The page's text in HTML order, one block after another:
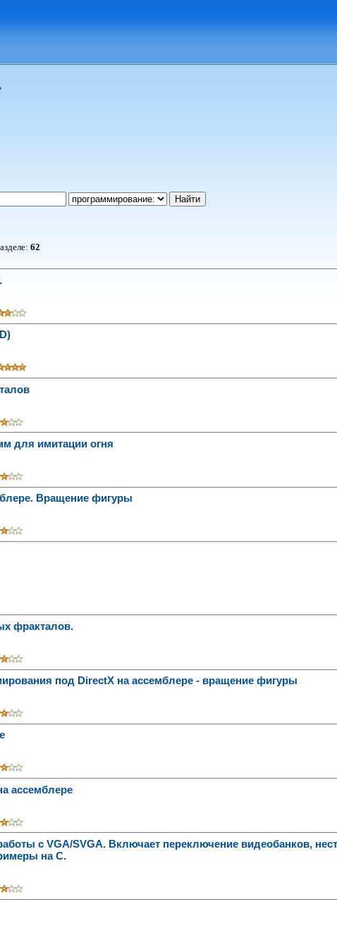
62
для имитации огня
Вращение фигуры
фракталов.
под DirectX на ассемблере - вращение фигуры
ассемблере
c VGA/SVGA. Включает переключение видеобанков,
на С.